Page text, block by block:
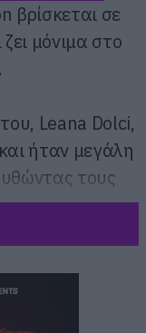
βρίσκεται σε
μόνιμα στο
Leana Dolci,
ήταν μεγάλη
τους
μέρη του